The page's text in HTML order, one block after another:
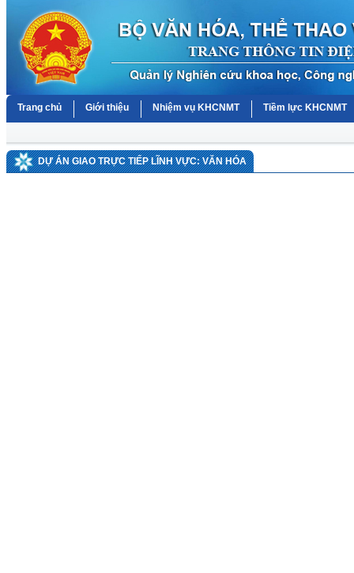
Trang chủ Giới thiệu Nhiệm vụ KHCNMT Tiềm lực KHCNMT
DỰ ÁN GIAO TRỰC TIẾP LĨNH VỰC: VĂN HÓA